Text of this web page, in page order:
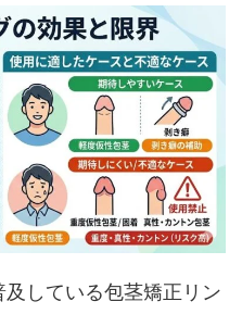
している包茎矯正リン